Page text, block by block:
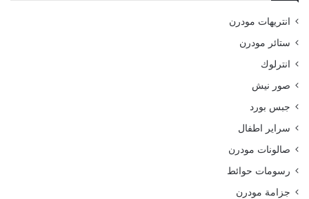
انتريهات مودرن
ستائر مودرن
انترلوك
صور نيش
جبس بورد
سراير اطفال
صالونات مودرن
رسومات حوائط
جزامة مودرن